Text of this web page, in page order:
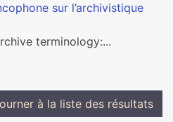
sur l’archivistique
terminology:...
à la liste des résultats